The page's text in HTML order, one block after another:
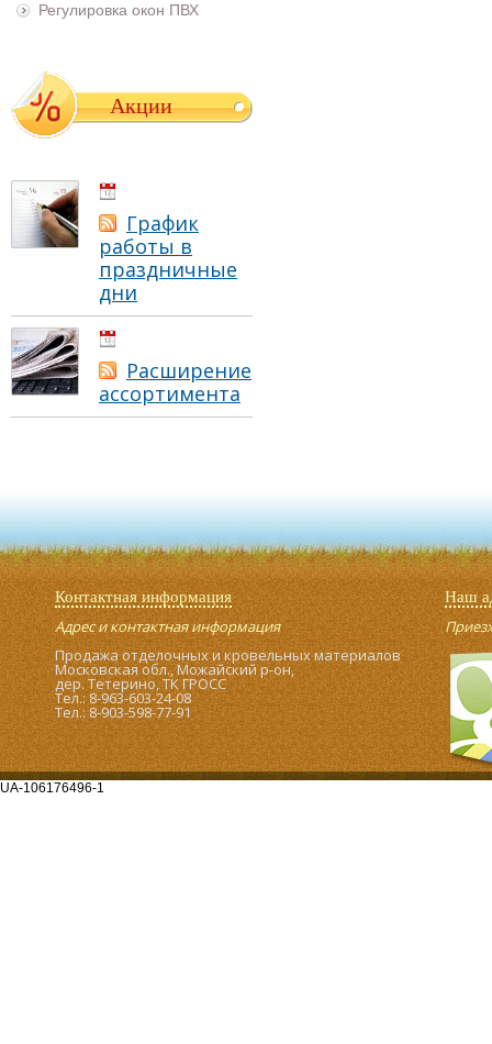
Регулировка окон ПВХ
Акции
График
работы в
праздничные
дни
Расширение
ассортимента
Контактная информация
Адрес и контактная информация
Продажа отделочных и кровельных материалов
Московская обл., Можайский р-он,
дер. Тетерино, ТК ГРОСС
Тел.: 8-963-603-24-08
Тел.: 8-903-598-77-91
Наш
UA-106176496-1